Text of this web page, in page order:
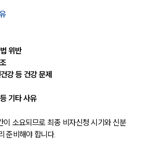
위반
강 등 건강 문제
기타 사유
이 소요되므로 최종 비자신청 시기와 신분
준비해야 합니다.